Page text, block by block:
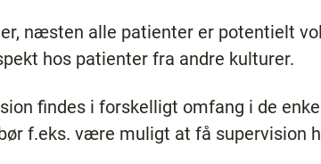
næsten alle patienter er potentielt
hos patienter fra andre kulturer.
findes i forskelligt omfang i de
f.eks. være muligt at få supervision